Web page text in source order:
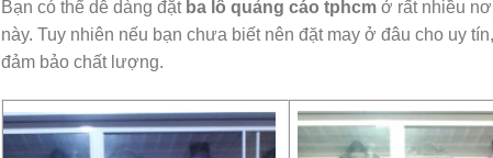
Bạn có thể dễ dàng đặt ba lô quảng cáo tphcmở rất nhiều
này. Tuy nhiên nếu bạn chưa biết nên đặt may ở đâu cho uy
đảm bảo chất lượng.